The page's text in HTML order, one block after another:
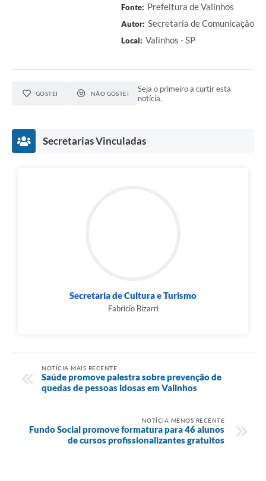
Fonte: Prefeitura de Valinhos
Autor: Secretaria de Comunicação
Local: Valinhos - SP
GOSTEI NÃO GOSTEI
Seja o primeiro a curtir esta
notícia.
Secretarias Vinculadas
Secretaria de Cultura e Turismo
Fabricio Bizarri
NOTÍCIA MAIS RECENTE
Saúde promove palestra sobre prevenção de
quedas de pessoas idosas em Valinhos
NOTÍCIA MENOS RECENTE
Fundo Social promove formatura para 46 alunos
de cursos profissionalizantes gratuitos